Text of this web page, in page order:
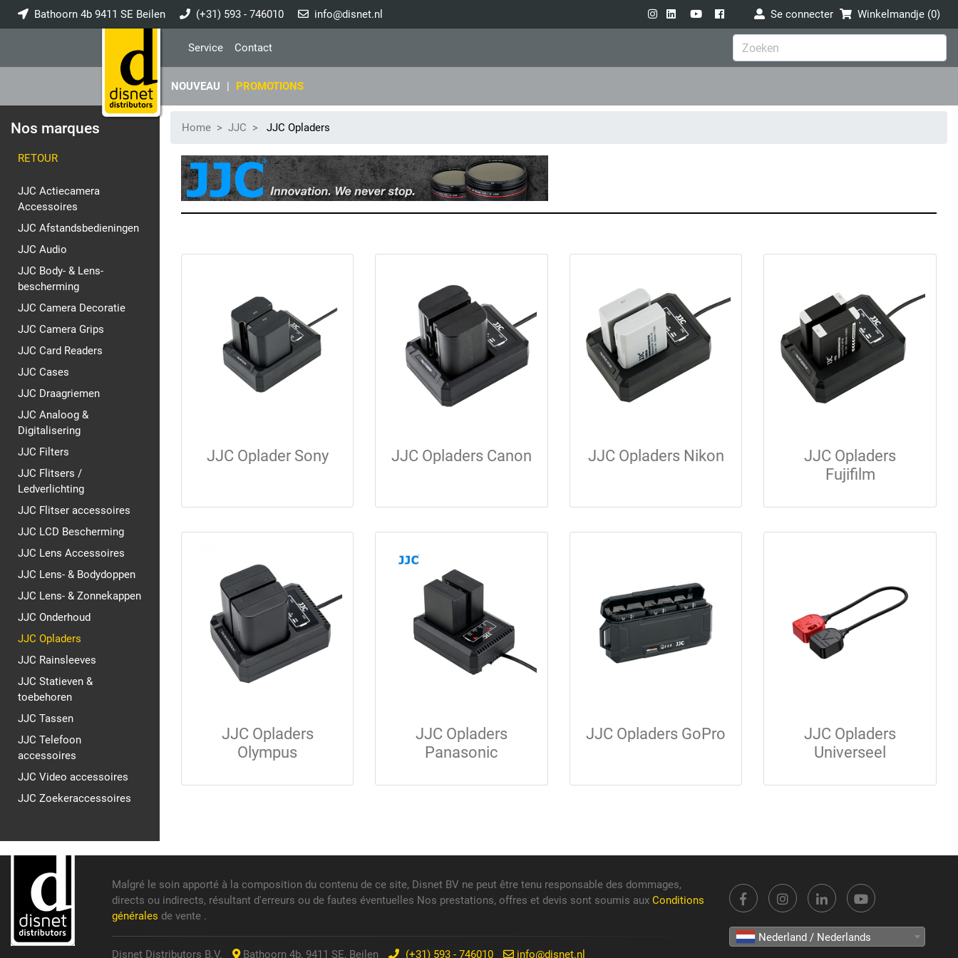
Bathoorn 4b 9411 SE Beilen (+31) 593 - 746010 info@disnet.nl Se connecter Winkelmandje (0)
Service Contact
NOUVEAU | PROMOTIONS
Nos marques
RETOUR
JJC Actiecamera
Accessoires
JJC Afstandsbedieningen
JJC Audio
JJC Body- & Lens-
bescherming
JJC Camera Decoratie
JJC Camera Grips
JJC Card Readers
JJC Cases
JJC Draagriemen
JJC Analoog &
Digitalisering
JJC Filters
JJC Flitsers /
Ledverlichting
JJC Flitser accessoires
JJC LCD Bescherming
JJC Lens Accessoires
JJC Lens- & Bodydoppen
JJC Lens- & Zonnekappen
JJC Onderhoud
JJC Opladers
JJC Rainsleeves
JJC Statieven &
toebehoren
JJC Tassen
JJC Telefoon
accessoires
JJC Video accessoires
JJC Zoekeraccessoires
Home JJC JJC Opladers
JJC Oplader Sony JJC Opladers Canon JJC Opladers Nikon
JJC Opladers
Fujifilm
JJC Opladers
Olympus
JJC Opladers
Panasonic
JJC Opladers GoPro
JJC Opladers
Universeel
Malgré le soin apporté à la composition du contenu de ce site, Disnet BV ne peut être tenu responsable des dommages,
directs ou indirects, résultant d'erreurs ou de fautes éventuelles Nos prestations, offres et devis sont soumis aux Conditions
générales de vente .
Disnet Distributors B.V. Bathoorn 4b, 9411 SE, Beilen (+31) 593 - 746010 info@disnet.nl
Nederland / Nederlands